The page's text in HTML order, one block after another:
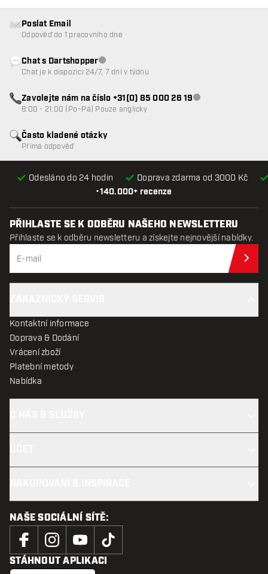
•140.000+ recenze
Odesláno do 24 hodin Doprava zdarma od 3000 Kč
Často kladené otázky
Přímá odpověď
Poslat Email
Odpověď do 1 pracovního dne
Chat s DartshopperZákaznický servis nedostupný
Chat je k dispozici 24/7, 7 dní v týdnu
Zavolejte nám na číslo +31(0) 85 000 26 19Zákaznický servis
8:00 - 21:00 (Po–Pá) Pouze anglicky
PŘIHLASTE SE K ODBĚRU NAŠEHO NEWSLETTERU
Přihlaste se k odběru newsletteru a získejte nejnovější nabídky.
Kontaktní informace
Doprava & Dodání
Vrácení zboží
Platební metody
Nabídka
NAŠE SOCIÁLNÍ SÍTĚ:
STÁHNOUT APLIKACI